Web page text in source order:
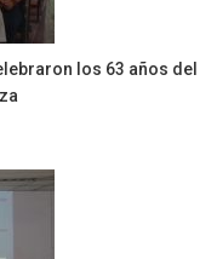
los 63 años del